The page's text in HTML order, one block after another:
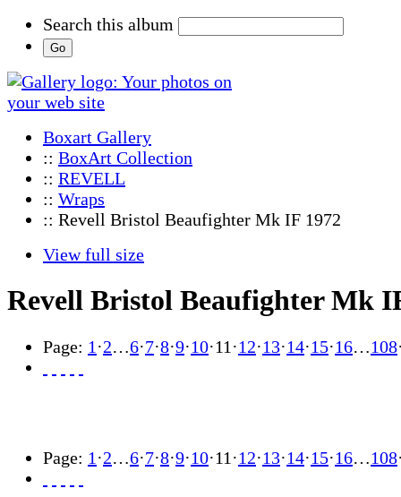
Search this album
Boxart Gallery
:: BoxArt Collection
:: REVELL
:: Wraps
:: Revell Bristol Beaufighter Mk IF 1972
View full size
Revell Bristol Beaufighter Mk
Page: 1 ·2…6·7·8·9·10·11 ·12·13·14·15·16…108
Page: 1 ·2…6·7·8·9·10·11 ·12·13·14·15·16…108